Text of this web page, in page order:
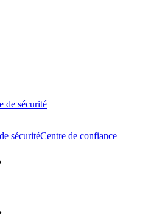
de sécurité
sécuritéCentre de confiance